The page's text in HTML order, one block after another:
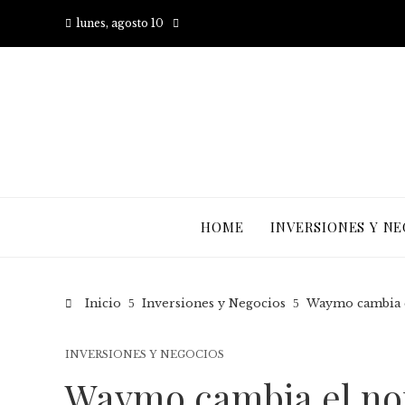
lunes, agosto 10
HOME INVERSIONES Y
Inicio Inversiones y Negocios Waymo
INVERSIONES Y NEGOCIOS